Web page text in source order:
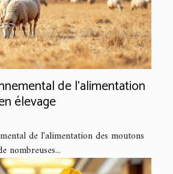
de l'alimentation
élevage
de l'alimentation des moutons
nombreuses...